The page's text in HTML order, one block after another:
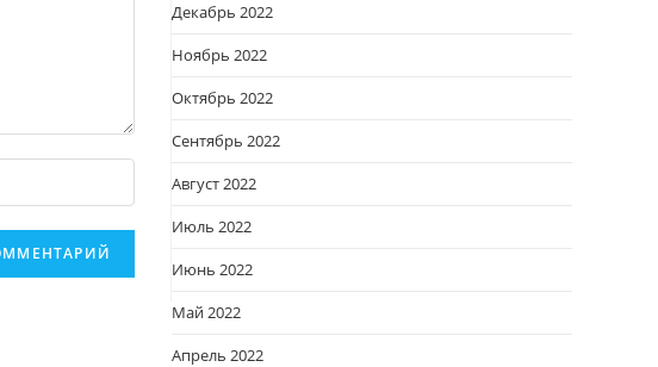
Декабрь 2022
Ноябрь 2022
Октябрь 2022
Сентябрь 2022
Август 2022
Июль 2022
Июнь 2022
Май 2022
Апрель 2022